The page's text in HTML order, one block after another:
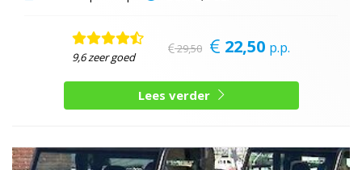
9,6 zeer goed
29,50 22,50 p.p.
Lees verder